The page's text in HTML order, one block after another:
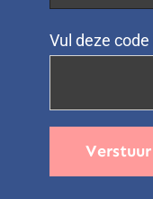
Vul deze code